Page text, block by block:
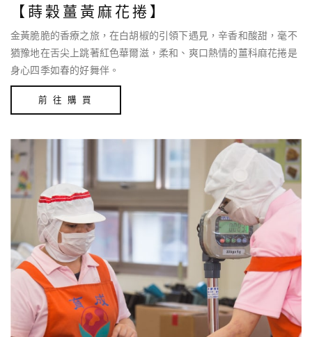
【蒔穀薑黃麻花捲】
金黃脆脆的香療之旅，在白胡椒的引領下遇見，辛香和酸甜，毫不
猶豫地在舌尖上跳著紅色華爾滋，柔和、爽口熱情的薑科麻花捲是
身心四季如春的好舞伴。
前 往 購 買